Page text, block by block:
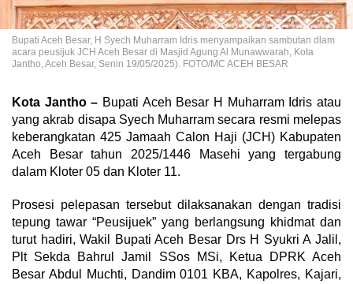
Bupati Aceh Besar, H Syech Muharram Idris menyampaikan sambutan dlam
acara peusijuk JCH Aceh Besar di Masjid Agung Al Munawwarah, Kota
Jantho, Aceh Besar, Senin 19/05/2025). FOTO/MC ACEH BESAR
Kota Jantho – Bupati Aceh Besar H Muharram Idris atau
yang akrab disapa Syech Muharram secara resmi melepas
keberangkatan 425 Jamaah Calon Haji (JCH) Kabupaten
Aceh Besar tahun 2025/1446 Masehi yang tergabung
dalam Kloter 05 dan Kloter 11.
Prosesi pelepasan tersebut dilaksanakan dengan tradisi
tepung tawar “Peusijuek” yang berlangsung khidmat dan
turut hadiri, Wakil Bupati Aceh Besar Drs H Syukri A Jalil,
Plt Sekda Bahrul Jamil SSos MSi, Ketua DPRK Aceh
Besar Abdul Muchti, Dandim 0101 KBA, Kapolres, Kajari,